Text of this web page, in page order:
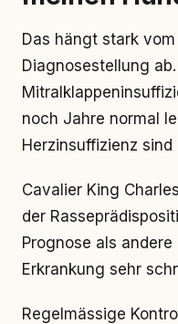
Das hängt stark
Diagnosestellung
noch Jahre normal
Herzinsuffizienz
Cavalier King
der
Prognose als
Erkrankung sehr
Regelmässige